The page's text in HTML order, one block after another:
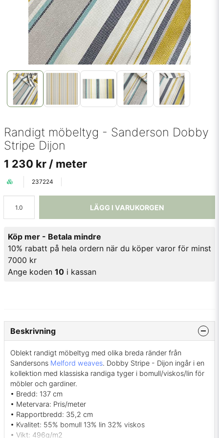
Randigt möbeltyg - Sanderson Dobby
Stripe Dijon
1 230 kr / meter
237224
LÄGG I VARUKORGEN
Köp mer - Betala mindre
10% rabatt på hela ordern när du köper varor för minst
7000 kr
Ange koden 10 i kassan
Beskrivning
Oblekt randigt möbeltyg med olika breda ränder från
Sandersons Melford weaves. Dobby Stripe - Dijon ingår i en
kollektion med klassiska randiga tyger i bomull/viskos/lin för
möbler och gardiner.
• Bredd: 137 cm
• Metervara: Pris/meter
• Rapportbredd: 35,2 cm
• Kvalitet: 55% bomull 13% lin 32% viskos
• Vikt: 496g/m2